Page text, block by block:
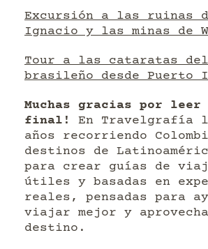
Excursión a las ruinas
Ignacio y las minas de
Tour a las cataratas
brasileño desde Puerto
Muchas gracias por
final!
En Travelgrafía
años recorriendo
destinos de
para crear guías de
útiles y basadas en
reales, pensadas para
viajar mejor y
destino.